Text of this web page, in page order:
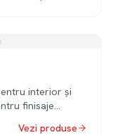
interior și
finisaje
Vezi produse